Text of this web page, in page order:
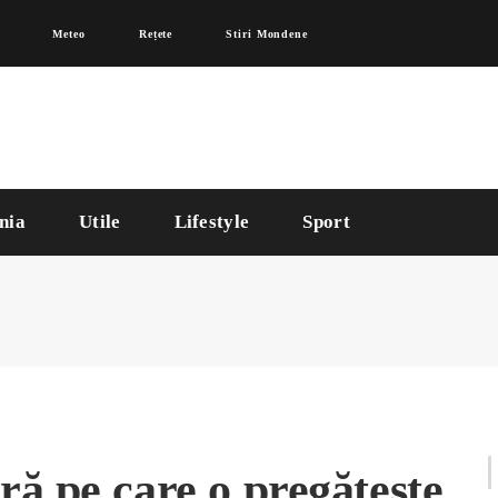
Meteo Rețete Stiri Mondene
Utile Lifestyle Sport